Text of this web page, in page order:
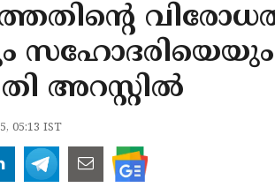
സഹോദരിയെയും
അറസ്റ്റില്‍
05:13 IST